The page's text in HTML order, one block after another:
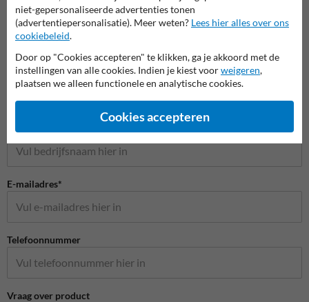
Stel je vraag aan Huisnummerpaal.be
Naam*
Bedrijfsnaam
E-mailadres*
Telefoonnummer
Vraag over product
niet-gepersonaliseerde advertenties tonen
(advertentiepersonalisatie). Meer weten? Lees hier alles over ons
cookiebeleid.
Door op "Cookies accepteren" te klikken, ga je akkoord met de
instellingen van alle cookies. Indien je kiest voorweigeren,
plaatsen we alleen functionele en analytische cookies.
Cookies accepteren